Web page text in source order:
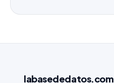
labasededatos.com